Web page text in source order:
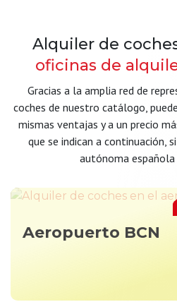
Alquiler de
oficinas de
Gracias a la amplia red de
coches de nuestro catálogo,
mismas ventajas y a un precio
que se indican a continuación,
autónoma española
Aeropuerto BCN